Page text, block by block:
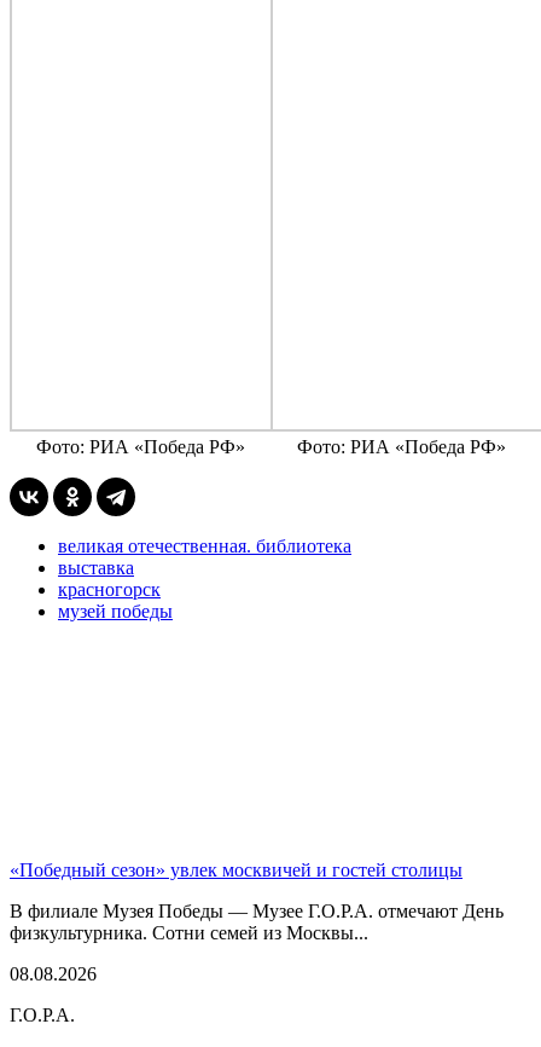
Фото: РИА «Победа РФ» Фото: РИА «Победа РФ»
великая отечественная. библиотека
выставка
красногорск
музей победы
«Победный сезон» увлек москвичей и гостей столицы
В филиале Музея Победы — Музее Г.О.Р.А. отмечают День
физкультурника. Сотни семей из Москвы...
08.08.2026
Г.О.Р.А.